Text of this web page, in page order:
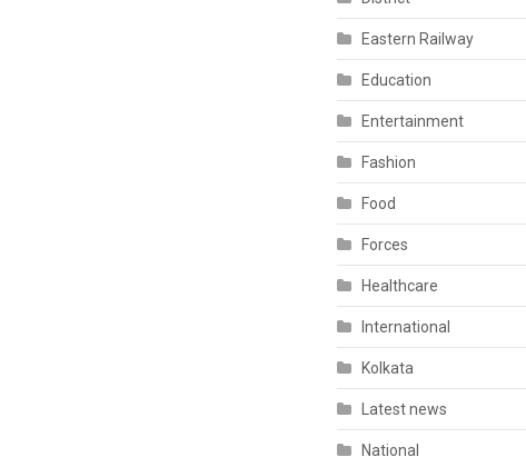
Eastern Railway
Education
Entertainment
Fashion
Food
Forces
Healthcare
International
Kolkata
Latest news
National